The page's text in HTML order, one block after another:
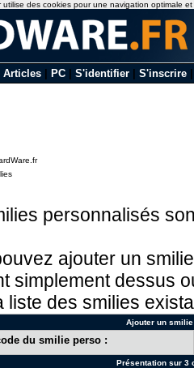
Articles PC S'identifier S'inscrire
personnalisés
ajouter un
simplement dessus
liste des smilies
Ajouter un
du smilie perso :
Présentation sur 3
utilise des cookies pour une navigation optimale